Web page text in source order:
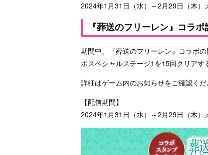
2024年1月31日（水）～2月29日（木）
『葬送のフリーレン』コラ
期間中、『葬送のフリーレン』コラボ
ボスペシャルステージ1を15回クリアす
詳細はゲーム内のお知らせをご確認くだ
【配信期間】
2024年1月31日（水）～2月29日（木）